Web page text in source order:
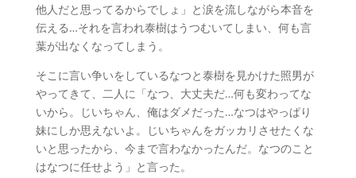
他人だと思ってるからでしょ」と涙を流しながら本音を
伝える…それを言われ泰樹はうつむいてしまい、何も言
葉が出なくなってしまう。
そこに言い争いをしているなつと泰樹を見かけた照男が
やってきて、二人に「なつ、大丈夫だ…何も変わってな
いから。じいちゃん、俺はダメだった…なつはやっぱり
妹にしか思えないよ。じいちゃんをガッカリさせたくな
いと思ったから、今まで言わなかったんだ。なつのこと
はなつに任せよう」と言った。